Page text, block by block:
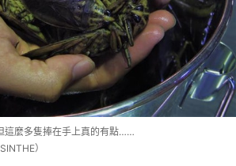
這麼多隻捧在手上真的有點……
）